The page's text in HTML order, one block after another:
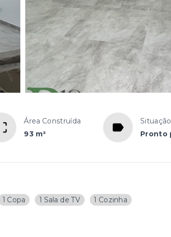
Área Construída
93 m²
Situação
Pronto
1 Copa 1 Sala de TV
1 Cozinha